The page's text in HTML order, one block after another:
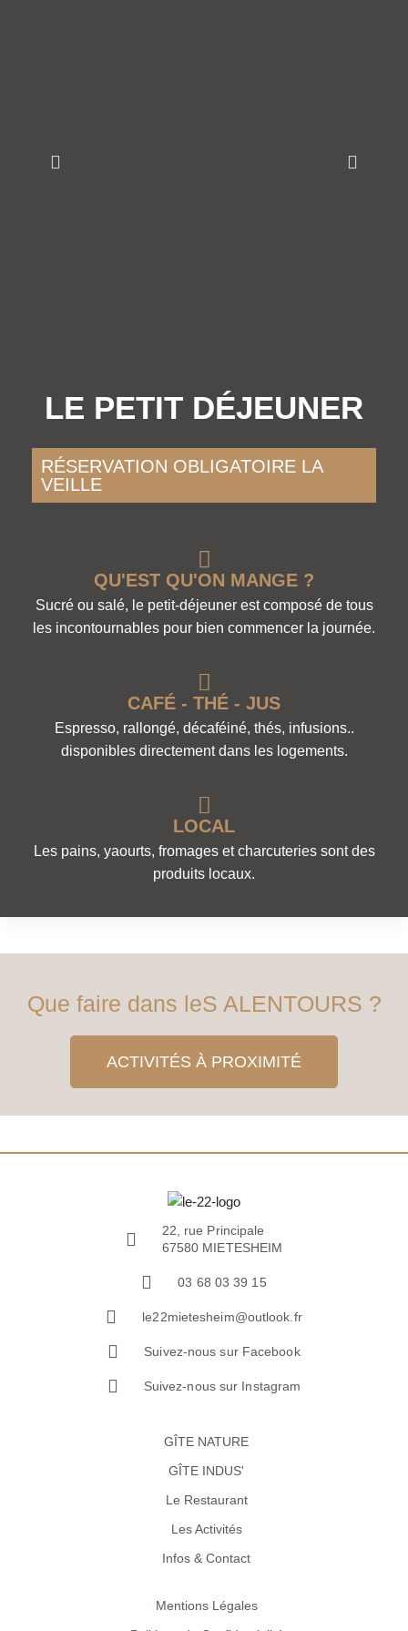
LE PETIT DÉJEUNER
RÉSERVATION OBLIGATOIRE LA
VEILLE
QU'EST QU'ON MANGE ?
Sucré ou salé, le petit-déjeuner est composé de tous
les incontournables pour bien commencer la journée.
CAFÉ - THÉ - JUS
Espresso, rallongé, décaféiné, thés, infusions..
disponibles directement dans les logements.
LOCAL
Les pains, yaourts, fromages et charcuteries sont des
produits locaux.
Que faire dans leS ALENTOURS ?
ACTIVITÉS À PROXIMITÉ
22, rue Principale
67580 MIETESHEIM
03 68 03 39 15
le22mietesheim@outlook.fr
Suivez-nous sur Facebook
Suivez-nous sur Instagram
GÎTE NATURE
GÎTE INDUS'
Le Restaurant
Les Activités
Infos & Contact
Mentions Légales